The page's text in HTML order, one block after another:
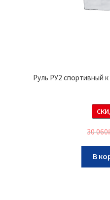
Руль РУ2 спортивный
30 060
В